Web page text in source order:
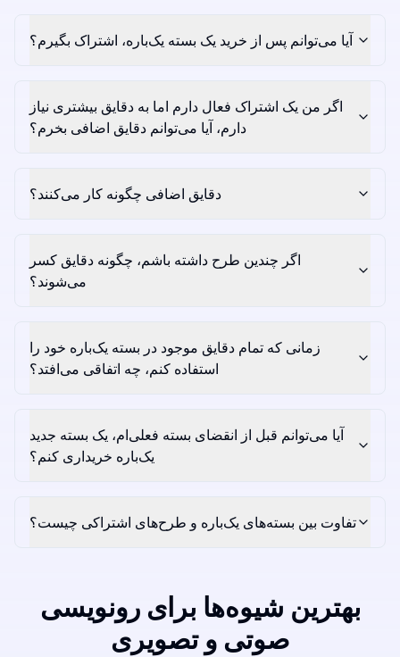
آیا می‌توانم پس از خرید یک بسته یک‌باره، اشتراک بگیرم؟
اگر من یک اشتراک فعال دارم اما به دقایق بیشتری نیاز
دارم، آیا می‌توانم دقایق اضافی بخرم؟
دقایق اضافی چگونه کار می‌کنند؟
اگر چندین طرح داشته باشم، چگونه دقایق کسر
می‌شوند؟
زمانی که تمام دقایق موجود در بسته یک‌باره خود را
استفاده کنم، چه اتفاقی می‌افتد؟
آیا می‌توانم قبل از انقضای بسته فعلی‌ام، یک بسته جدید
یک‌باره خریداری کنم؟
تفاوت بین بسته‌های یک‌باره و طرح‌های اشتراکی چیست؟
بهترین شیوه‌ها برای رونویسی
صوتی و تصویری